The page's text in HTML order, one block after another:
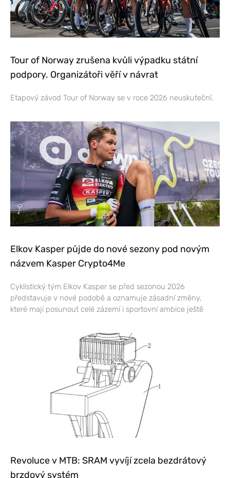
Tour of Norway zrušena kvůli výpadku státní
podpory. Organizátoři věří v návrat
Etapový závod Tour of Norway se v roce 2026 neuskuteční.
Elkov Kasper půjde do nové sezony pod novým
názvem Kasper Crypto4Me
Cyklistický tým Elkov Kasper se před sezonou 2026
představuje v nové podobě a oznamuje zásadní změny,
které mají posunout celé zázemí i sportovní ambice ještě
Revoluce v MTB: SRAM vyvíjí zcela bezdrátový
brzdový systém